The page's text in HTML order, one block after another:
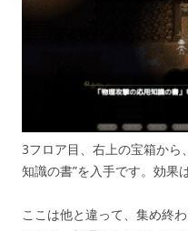
3フロア目、右上の宝箱から
知識の書”を入手です。効果
ここは他と違って、集め終